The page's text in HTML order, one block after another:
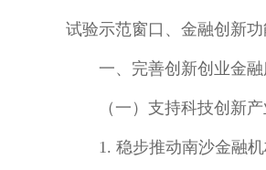
试验示范窗口、金融创新
一、完善创新创业金融
（一）支持科技创新产
1. 稳步推动南沙金融机